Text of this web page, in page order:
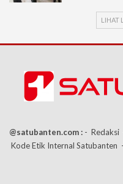
LIHAT
@satubanten.com : - Redaksi
Kode Etik Internal Satubanten